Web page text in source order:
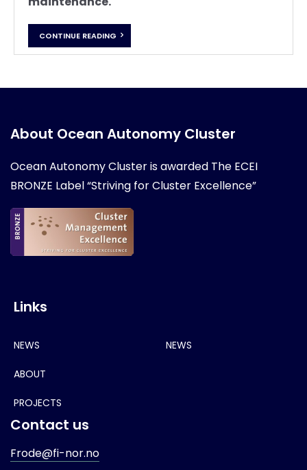
CONTINUE READING
About Ocean Autonomy Cluster
Ocean Autonomy Cluster is awarded The ECEI
BRONZE Label “Striving for Cluster Excellence”
Links
NEWS
ABOUT
PROJECTS
NEWS
Contact us
Frode@fi-nor.no